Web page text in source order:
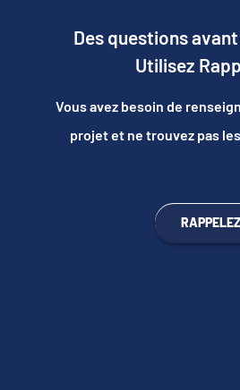
Des questions
Utilisez
Vous avez besoin de
projet et ne trouvez pas